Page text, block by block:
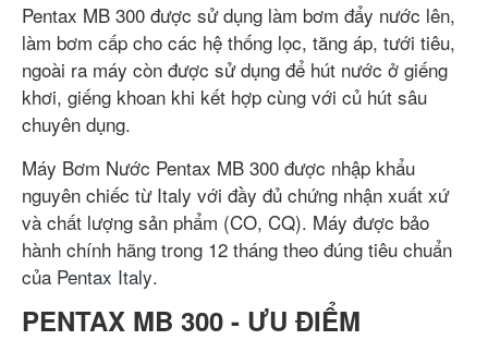
Pentax MB 300 được sử dụng làm bơm đẩy nước lên,
làm bơm cấp cho các hệ thống lọc, tăng áp, tưới tiêu,
ngoài ra máy còn được sử dụng để hút nước ở giếng
khơi, giếng khoan khi kết hợp cùng với củ hút sâu
chuyên dụng.
Máy Bơm Nước Pentax MB 300 được nhập khẩu
nguyên chiếc từ Italy với đầy đủ chứng nhận xuất xứ
và chất lượng sản phẩm (CO, CQ). Máy được bảo
hành chính hãng trong 12 tháng theo đúng tiêu chuẩn
của Pentax Italy.
PENTAX MB 300 - ƯU ĐIỂM